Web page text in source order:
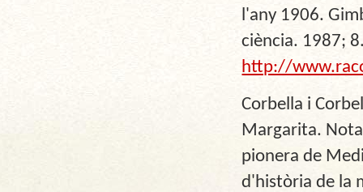
l'any 1906.
ciència. 1987;
http://
Corbella i
Margarita.
pionera de
d'història de la